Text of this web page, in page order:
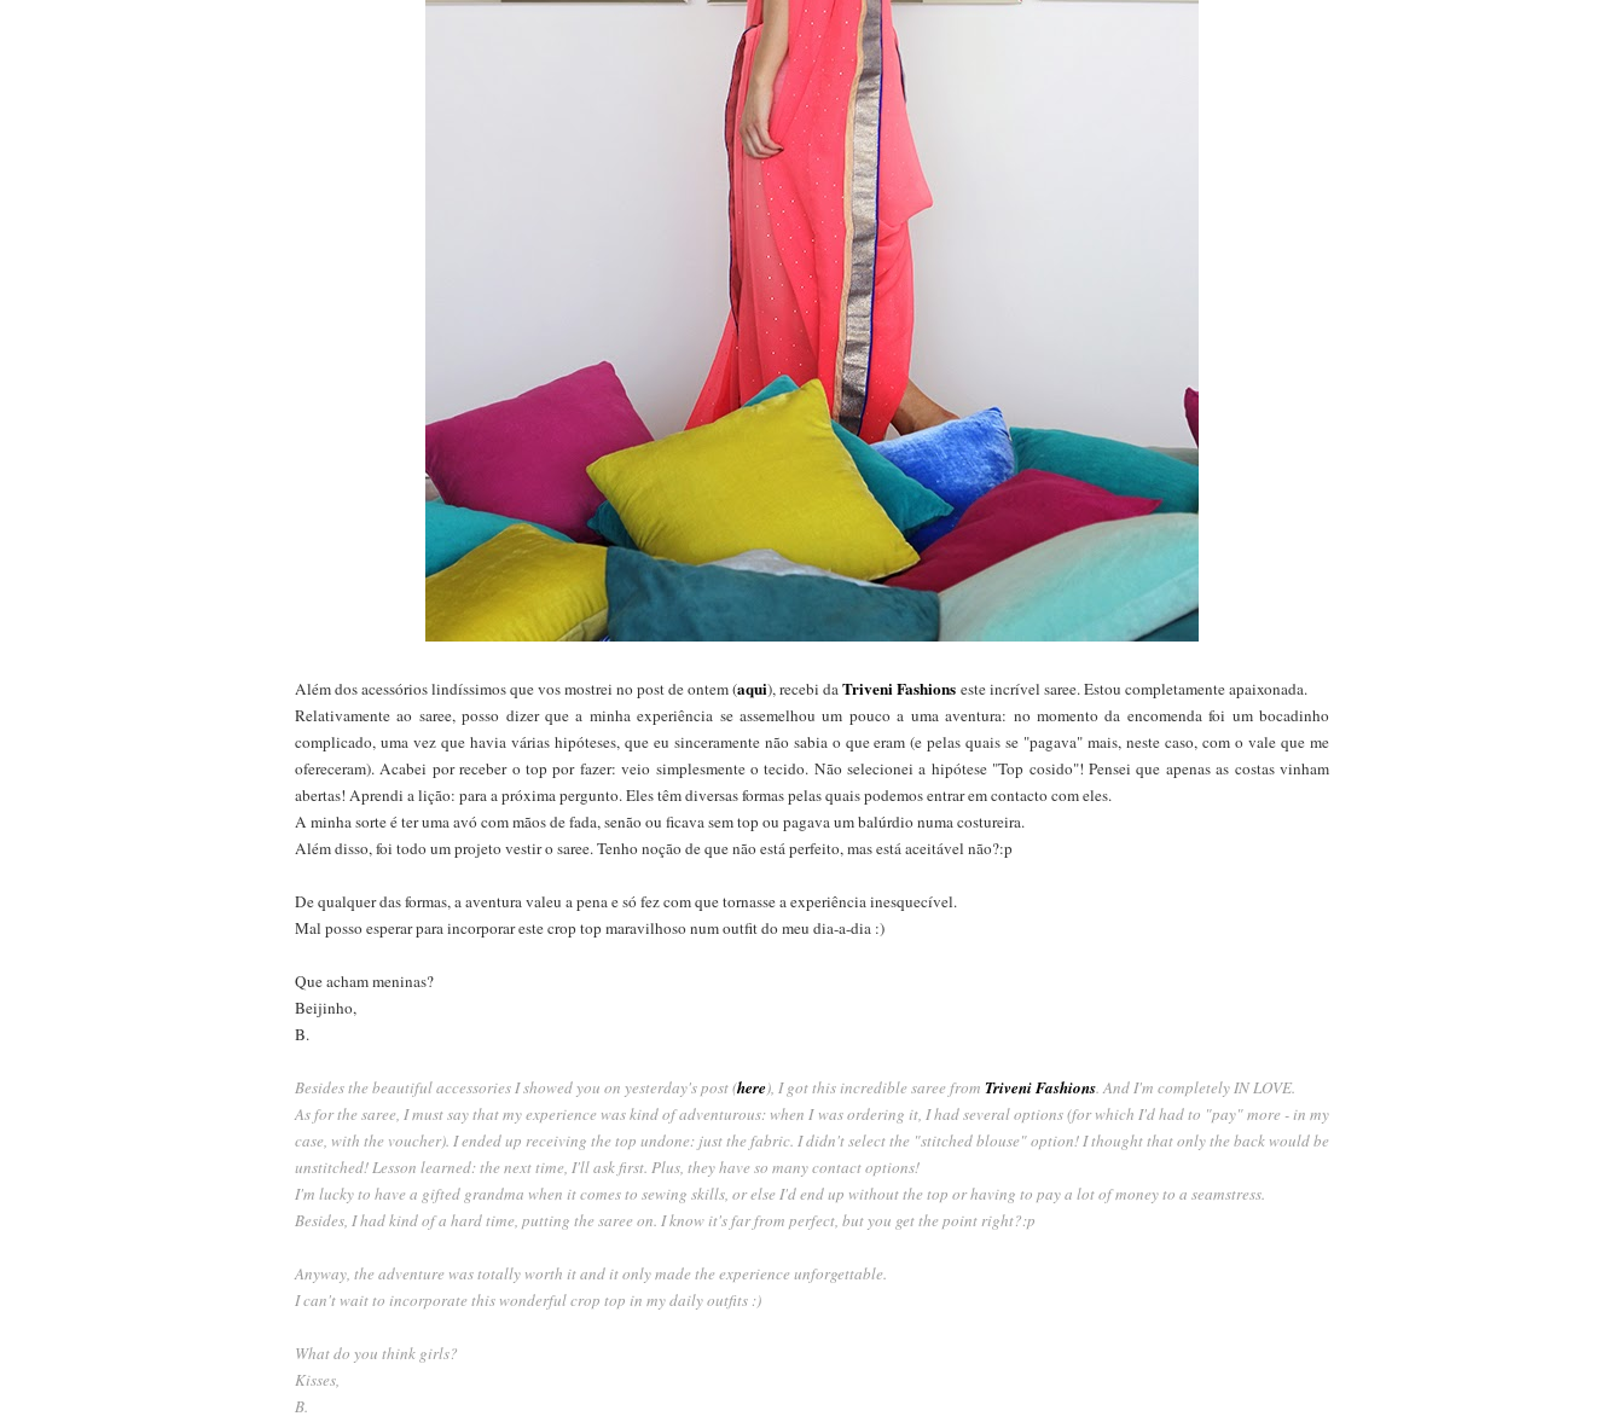
Além dos acessórios lindíssimos que vos mostrei no post de ontem (aqui), recebi da Triveni Fashions este incrível saree. Estou completamente apaixonada.
Relativamente ao saree, posso dizer que a minha experiência se assemelhou um pouco a uma aventura: no momento da encomenda foi um bocadinho
complicado, uma vez que havia várias hipóteses, que eu sinceramente não sabia o que eram (e pelas quais se "pagava" mais, neste caso, com o vale que me
ofereceram). Acabei por receber o top por fazer: veio simplesmente o tecido. Não selecionei a hipótese "Top cosido"! Pensei que apenas as costas vinham
abertas! Aprendi a lição: para a próxima pergunto. Eles têm diversas formas pelas quais podemos entrar em contacto com eles.
A minha sorte é ter uma avó com mãos de fada, senão ou ficava sem top ou pagava um balúrdio numa costureira.
Além disso, foi todo um projeto vestir o saree. Tenho noção de que não está perfeito, mas está aceitável não?:p
De qualquer das formas, a aventura valeu a pena e só fez com que tornasse a experiência inesquecível.
Mal posso esperar para incorporar este crop top maravilhoso num outfit do meu dia-a-dia :)
Que acham meninas?
Beijinho,
B.
Besides the beautiful accessories I showed you on yesterday's post (here), I got this incredible saree from Triveni Fashions . And I'm completely IN LOVE.
As for the saree, I must say that my experience was kind of adventurous: when I was ordering it, I had several options (for which I'd had to "pay" more - in my
case, with the voucher). I ended up receiving the top undone: just the fabric. I didn't select the "stitched blouse" option! I thought that only the back would be
unstitched! Lesson learned: the next time, I'll ask first. Plus, they have so many contact options!
I'm lucky to have a gifted grandma when it comes to sewing skills, or else I'd end up without the top or having to pay a lot of money to a seamstress.
Besides, I had kind of a hard time, putting the saree on. I know it's far from perfect, but you get the point right?:p
Anyway, the adventure was totally worth it and it only made the experience unforgettable.
I can't wait to incorporate this wonderful crop top in my daily outfits :)
What do you think girls?
Kisses,
B.